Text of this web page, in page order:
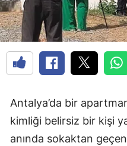
Antalya’da bir
kimliği belirsiz bir kişi
anında sokaktan